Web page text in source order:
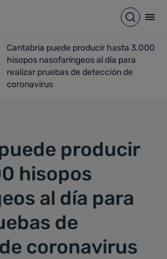
Abrir
opciones del camino de migas
Cantabria puede producir hasta
Cantabria puede producir hasta 3.000
hisopos nasofaríngeos al día para
realizar pruebas de detección de
coronavirus
producir
hisopos
al día para
de
coronavirus